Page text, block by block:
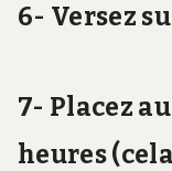
6- Versez
7- Placez
heures